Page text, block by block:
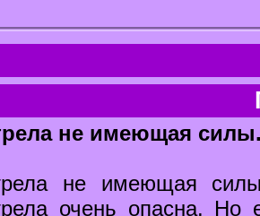
не имеющая
не имеющая
очень опасна. Но